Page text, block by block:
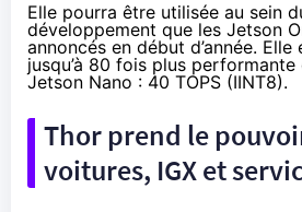
Elle pourra être utilisée au sein
développement que les Jetson
annoncés en début d’année. Elle
jusqu’à 80 fois plus performante
Jetson Nano : 40 TOPS (IINT8).
Thor prend le
voitures, IGX et